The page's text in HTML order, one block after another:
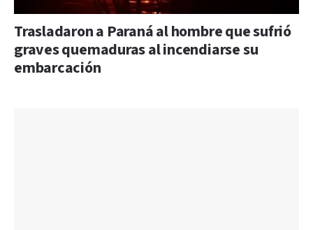
Trasladaron a Paraná al hombre que sufrió
graves quemaduras al incendiarse su
embarcación